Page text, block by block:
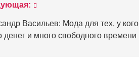
Васильев: Мода для тех, у кого
денег и много свободного времени